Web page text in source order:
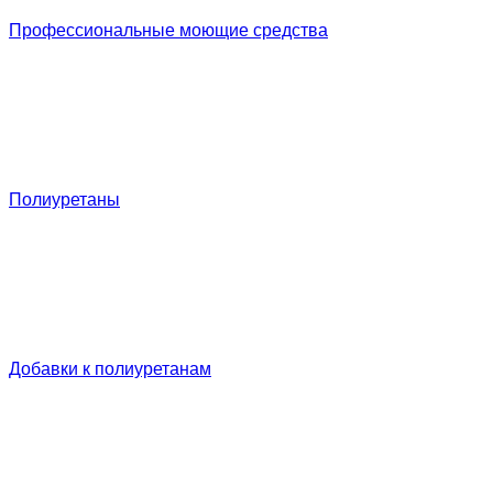
Профессиональные моющие средства
Полиуретаны
Добавки к полиуретанам